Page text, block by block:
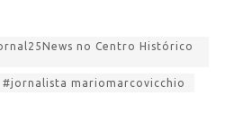
no Centro Histórico
#jornalista mariomarcovicchio